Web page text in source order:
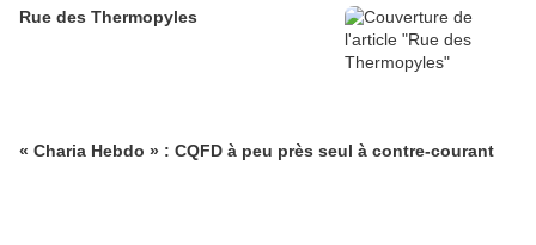
Rue des Thermopyles
« Charia Hebdo » : CQFD à peu près seul à contre-courant